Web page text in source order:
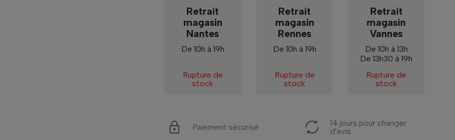
Retrait
magasin
Nantes
De 10h à 19h
Rupture de
stock
Retrait
magasin
Rennes
De 10h à 19h
Rupture de
stock
Retrait
magasin
Vannes
De 10h à 13h
De 13h30 à 19h
Rupture de
stock
Paiement sécurisé
14 jours pour changer
d'avis